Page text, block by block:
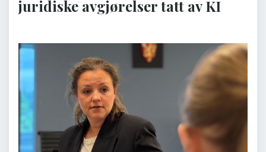
juridiske avgjørelser tatt av KI